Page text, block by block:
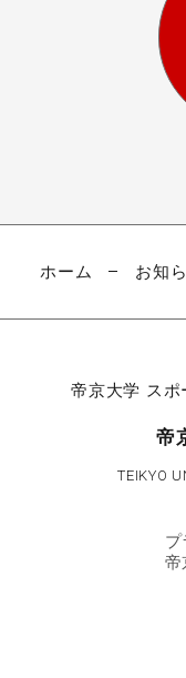
ホーム お知
帝京大学 ス
帝
TEIKYO
プ
帝